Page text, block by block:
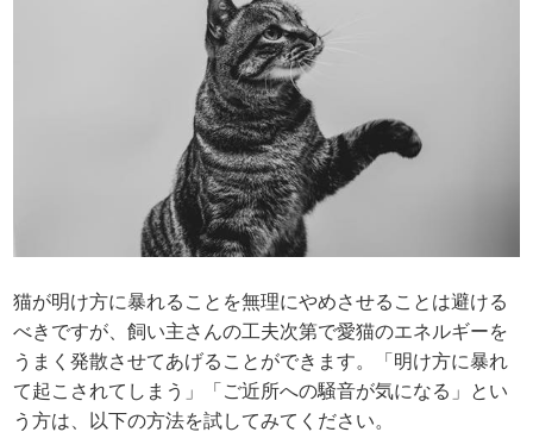
猫が明け方に暴れることを無理にやめさせることは避ける
べきですが、飼い主さんの工夫次第で愛猫のエネルギーを
うまく発散させてあげることができます。「明け方に暴れ
て起こされてしまう」「ご近所への騒音が気になる」とい
う方は、以下の方法を試してみてください。